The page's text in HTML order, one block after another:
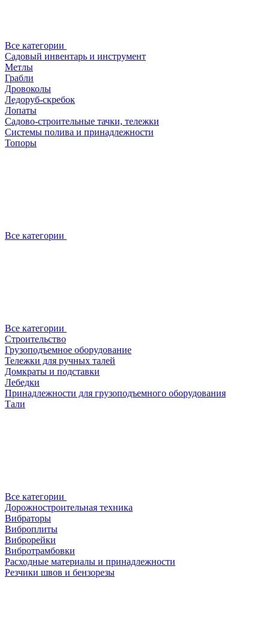
Все категории
Садовый инвентарь и инструмент
Метлы
Грабли
Дровоколы
Ледоруб-скребок
Лопаты
Садово-строительные тачки, тележки
Системы полива и принадлежности
Топоры
Все категории
Все категории
Строительство
Грузоподъемное оборудование
Тележки для ручных талей
Домкраты и подставки
Лебедки
Принадлежности для грузоподъемного оборудования
Тали
Все категории
Дорожностроительная техника
Вибраторы
Виброплиты
Виброрейки
Вибротрамбовки
Расходные материалы и принадлежности
Резчики швов и бензорезы